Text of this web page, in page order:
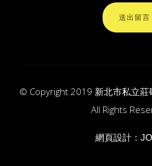
送出留言
© Copyright 2019 新北市私立莊
All Rights
網頁設計：